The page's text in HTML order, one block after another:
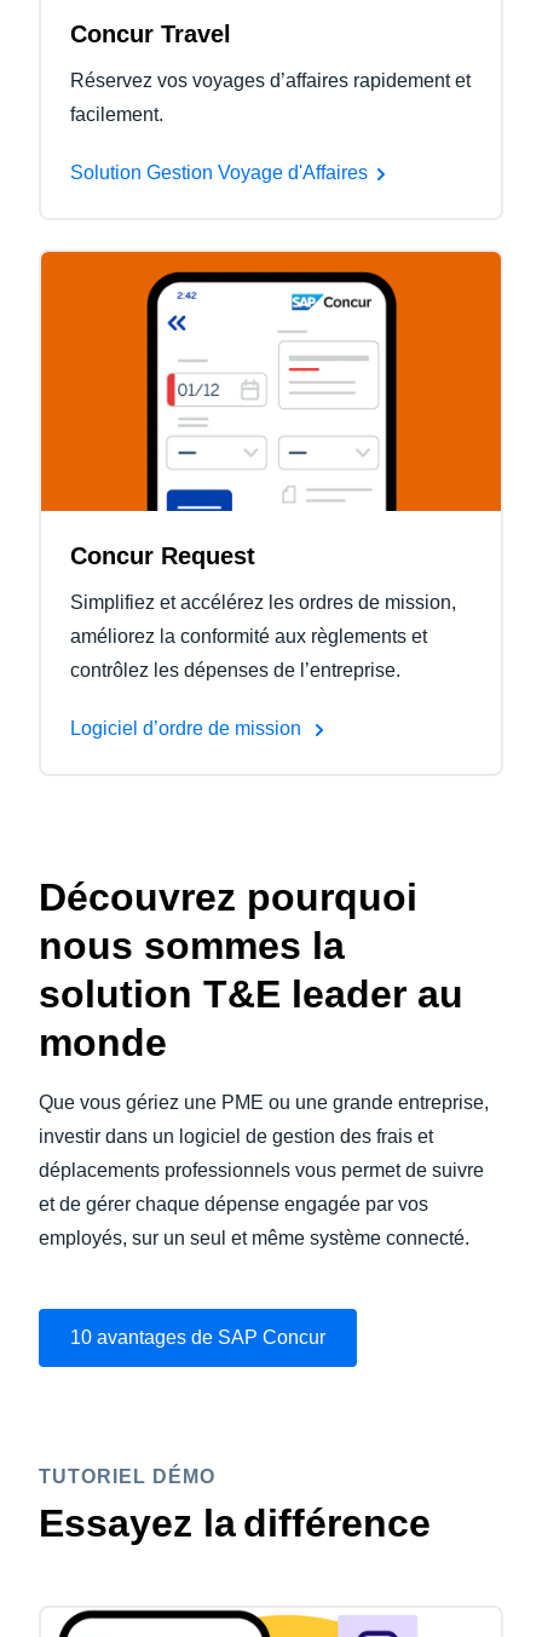
Concur Travel
Réservez vos voyages d’affaires rapidement et
facilement.
Solution Gestion Voyage d'Affaires
Concur Request
Simplifiez et accélérez les ordres de mission,
améliorez la conformité aux règlements et
contrôlez les dépenses de l’entreprise.
Logiciel d’ordre de mission
Découvrez pourquoi
nous sommes la
solution T&E leader au
monde
Que vous gériez une PME ou une grande entreprise,
investir dans un logiciel de gestion des frais et
déplacements professionnels vous permet de suivre
et de gérer chaque dépense engagée par vos
employés, sur un seul et même système connecté.
10 avantages de SAP Concur
Regarder la vidéo
TUTORIEL DÉMO
Essayez la différence